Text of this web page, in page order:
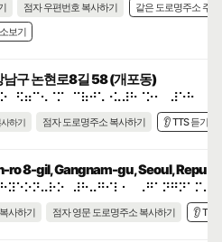
점자 우편번호 복사하기
같은 도로명주소 주
보기
남구 논현로8길 58 (개포동)
하기 점자 도로명주소 복사하기 👂 TTS 듣기
ro 8-gil, Gangnam-gu, Seoul,
사하기 점자 영문 도로명주소 복사하기 👂 TTS